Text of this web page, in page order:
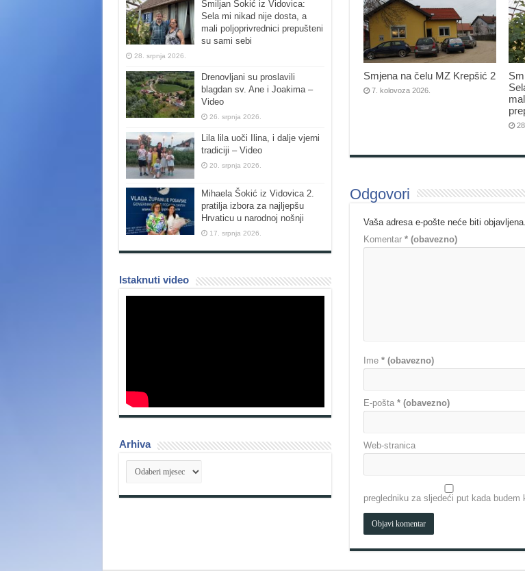
Smjena na čelu MZ Krepšić 2
7. kolovoza 2026.
Odgovori
Vaša adresa e-pošte neće biti objavljena.
Komentar * (obavezno)
Ime * (obavezno)
E-pošta * (obavezno)
Web-stranica
pregledniku za sljedeći put kada budem
Smiljan Šokić iz Vidovica:
Sela mi nikad nije dosta, a
mali poljoprivrednici prepušteni
su sami sebi
28. srpnja 2026.
Drenovljani su proslavili
blagdan sv. Ane i Joakima –
Video
26. srpnja 2026.
Lila lila uoči Ilina, i dalje vjerni
tradiciji – Video
20. srpnja 2026.
Mihaela Šokić iz Vidovica 2.
pratilja izbora za najljepšu
Hrvaticu u narodnoj nošnji
17. srpnja 2026.
Istaknuti video
Arhiva
Arhiva